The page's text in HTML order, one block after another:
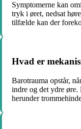
Symptomerne kan
tryk i øret, nedsat
tilfælde kan der
Hvad er
Barotrauma opstår,
indre og det ydre øre.
herunder